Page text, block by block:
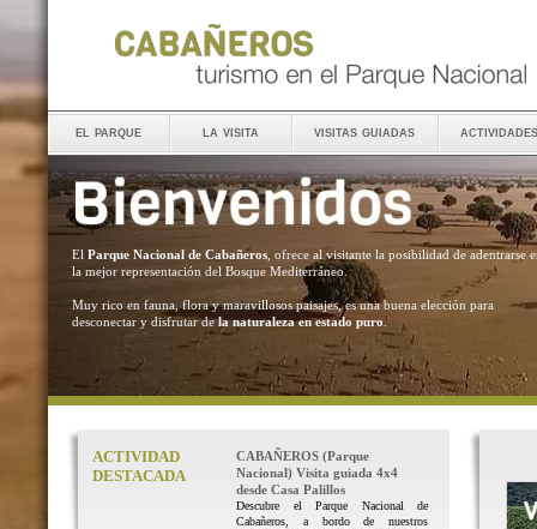
el parque la visita visitas guiadas actividades
El Parque Nacional de Cabañeros , ofrece al visitante la posibilidad de adentrarse
la mejor representación del Bosque Mediterráneo.
Muy rico en fauna, flora y maravillosos paisajes, es una buena elección para
desconectar y disfrutar dela naturaleza en estado puro .
ACTIVIDAD
DESTACADA
CABAÑEROS (Parque
Nacional) Visita guiada 4x4
desde Casa Palillos
Descubre el Parque Nacional de
Cabañeros, a bordo de nuestros